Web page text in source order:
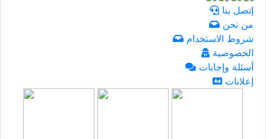
إتصل بنا
من نحن
شروط الاستخدام
الخصوصية
أسئلة وإجابات
إعلانات